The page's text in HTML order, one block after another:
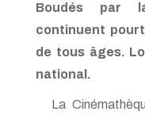
Boudés par
continuent
de tous âges.
national.
La